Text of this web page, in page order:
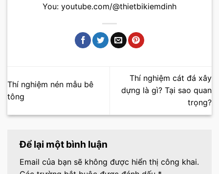
You: youtube.com/@thietbikiemdinh
Thí nghiệm nén mẫu bê
tông
Thí nghiệm cát đá xây
dựng là gì? Tại sao quan
trọng?
Để lại một bình luận
Email của bạn sẽ không được hiển thị công khai.